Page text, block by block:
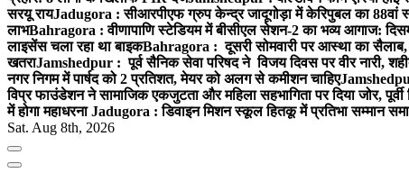
सरयू रायJadugora : सीआरपीएफ ग्रुप केन्द्र जादूगोड़ा में केरिपुबल का 88वां
लाभBahragora : वीणापाणि स्टेडियम में बीसीएल सेशन-2 का भव्य आगाज:
लाइसेंस चला रहा था बाइकBahragora : दूसरी सोमवारी पर आस्था का सैलाब,
खतराJamshedpur : पूर्व सैनिक सेवा परिषद ने विजय दिवस पर वीर नारी,
नगर निगम में पार्षद को 2 प्रतिशत, मेयर को अलग से कमीशन चाहिए
विप्र फाउंडेशन ने सामाजिक एकजुटता और महिला सहभागिता पर दिया जोर,
में होगा महाधरनाJadugora : डिवाइन मिशन स्कूल हितकू में प्रतिभा सम्मान
Sat. Aug 8th, 2026